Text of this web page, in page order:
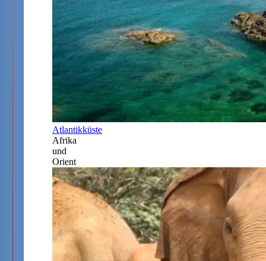
Atlantikküste
Afrika
und
Orient